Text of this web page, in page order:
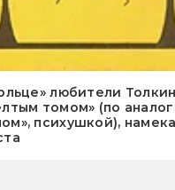
любители
томом» (по
психушкой),